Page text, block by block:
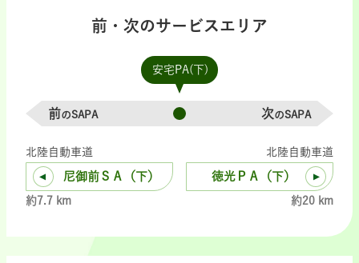
前・次のサービスエリア
安宅PA(下)
前のSAPA 次のSAPA
北陸自動車道
尼御前ＳＡ（下）
約7.7 km
北陸自動車道
徳光ＰＡ（下）
約20 km